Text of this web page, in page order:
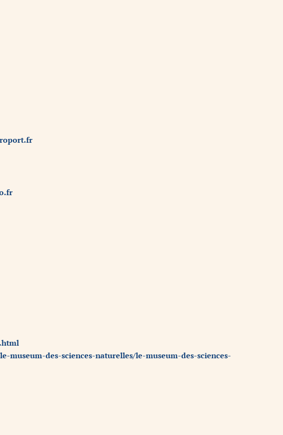
des-sciences-naturelles/le-museum-des-sciences-